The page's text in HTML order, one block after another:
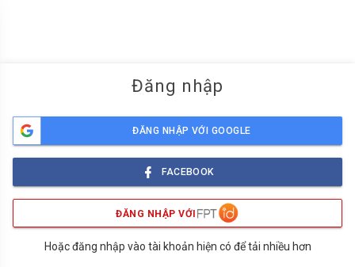
Đăng nhập
ĐĂNG NHẬP VỚI GOOGLE
FACEBOOK
ĐĂNG NHẬP VỚI
Hoặc đăng nhập vào tài khoản hiện có để tải nhiều hơn